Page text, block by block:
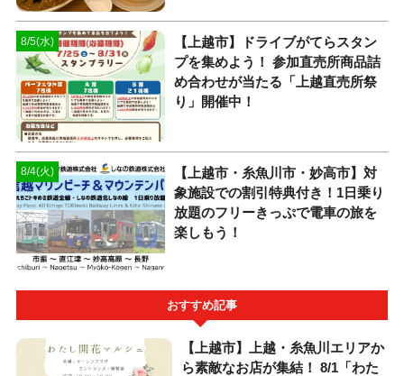
8/5(水)
【上越市】ドライブがてらスタン
プを集めよう！ 参加直売所商品詰
め合わせが当たる「上越直売所祭
り」開催中！
8/4(火)
【上越市・糸魚川市・妙高市】対
象施設での割引特典付き！1日乗り
放題のフリーきっぷで電車の旅を
楽しもう！
おすすめ記事
【上越市】上越・糸魚川エリアか
ら素敵なお店が集結！ 8/1「わた